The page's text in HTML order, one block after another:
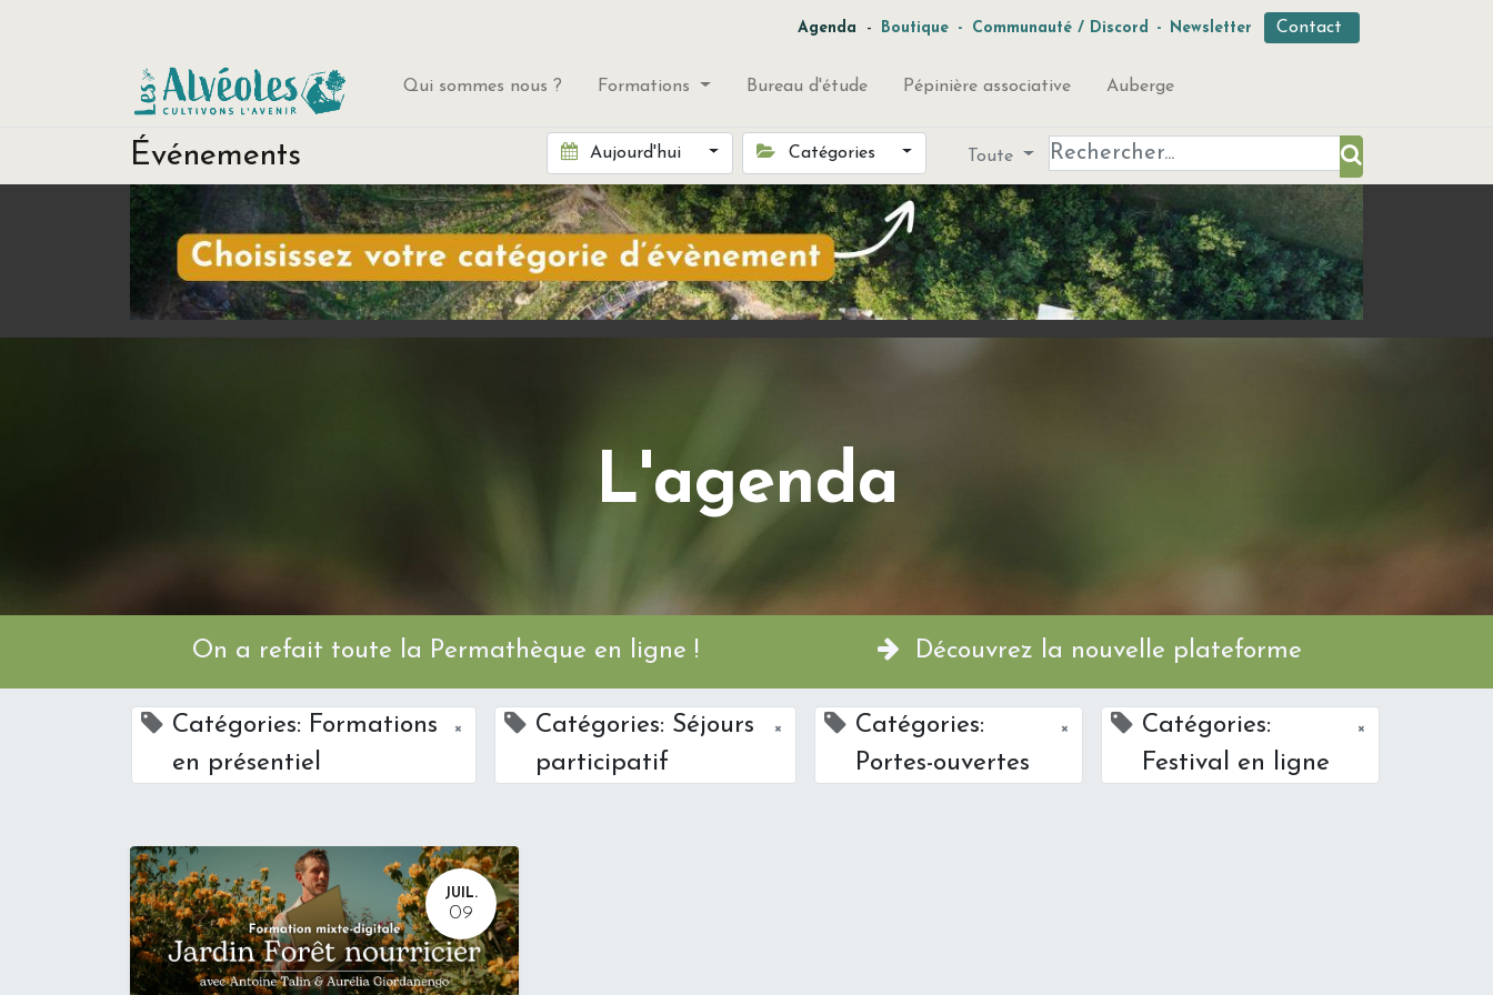
Agenda - Boutique - Communauté / Discord - Newsletter Contact
Qui sommes nous ? Formations Bureau d'étude Pépinière associative Auberge
Événements Aujourd'hui Catégories Toute
L'agenda
On a refait toute la Permathèque en ligne ! Découvrez la nouvelle plateforme
Catégories: Formations
en présentiel
×
Catégories: Séjours
participatif
×
Catégories:
Portes-ouvertes
×
Catégories:
Festival en ligne
×
JUIL.
09